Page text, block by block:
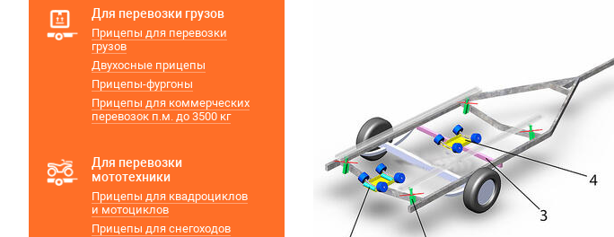
Для перевозки грузов
Прицепы для перевозки
грузов
Двухосные прицепы
Прицепы-фургоны
Прицепы для коммерческих
перевозок п.м. до 3500 кг
Для перевозки
мототехники
Прицепы для квадроциклов
и мотоциклов
Прицепы для снегоходов